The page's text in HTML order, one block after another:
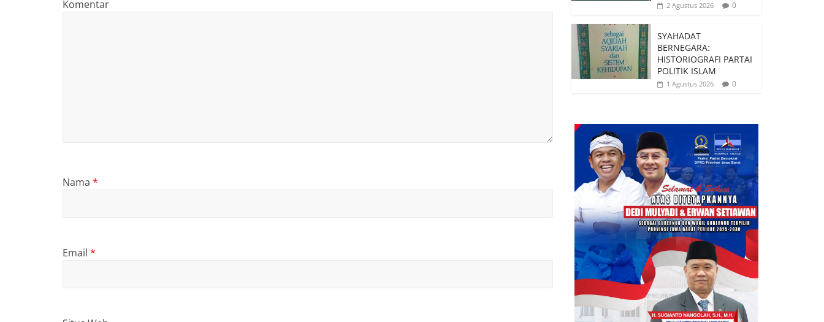
Komentar
Nama *
Email *
2 Agustus 2026 0
SYAHADAT
BERNEGARA:
HISTORIOGRAFI PARTAI
POLITIK ISLAM
1 Agustus 2026 0